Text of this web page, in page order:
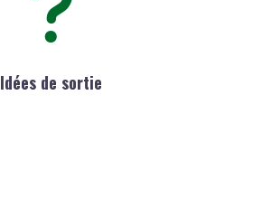
Idées de sortie